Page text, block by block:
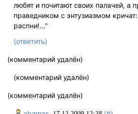
любят и почитают своих палачей, а
праведником с энтузиазмом
распни!..."
(ответить)
(комментарий удалён)
(комментарий удалён)
(комментарий удалён)